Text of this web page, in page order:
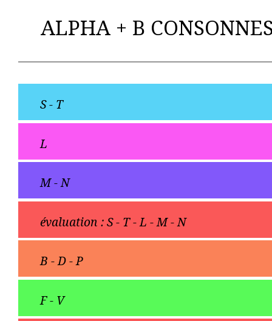
ALPHA + B
S - T
L
M - N
évaluation : S - T - L - M - N
B - D - P
F - V